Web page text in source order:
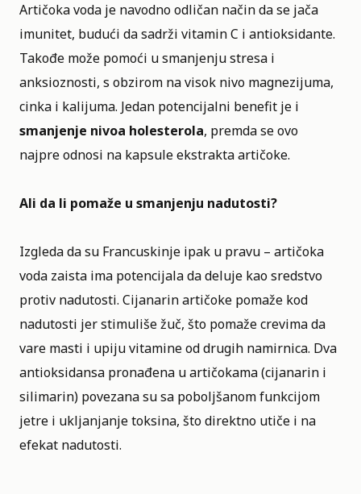
Artičoka voda je navodno odličan način da se jača
imunitet, budući da sadrži vitamin C i antioksidante.
Takođe može pomoći u smanjenju stresa i
anksioznosti, s obzirom na visok nivo magnezijuma,
cinka i kalijuma. Jedan potencijalni benefit je i
smanjenje nivoa holesterola, premda se ovo
najpre odnosi na kapsule ekstrakta artičoke.
Ali da li pomaže u smanjenju nadutosti?
Izgleda da su Francuskinje ipak u pravu – artičoka
voda zaista ima potencijala da deluje kao sredstvo
protiv nadutosti. Cijanarin artičoke pomaže kod
nadutosti jer stimuliše žuč, što pomaže crevima da
vare masti i upiju vitamine od drugih namirnica. Dva
antioksidansa pronađena u artičokama (cijanarin i
silimarin) povezana su sa poboljšanom funkcijom
jetre i ukljanjanje toksina, što direktno utiče i na
efekat nadutosti.